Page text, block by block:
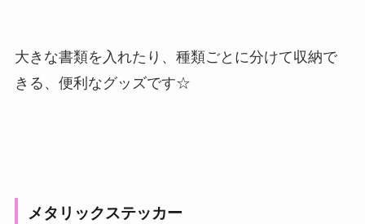
大きな書類を入れたり、種類ごとに分けて収納で
きる、便利なグッズです☆
メタリックステッカー